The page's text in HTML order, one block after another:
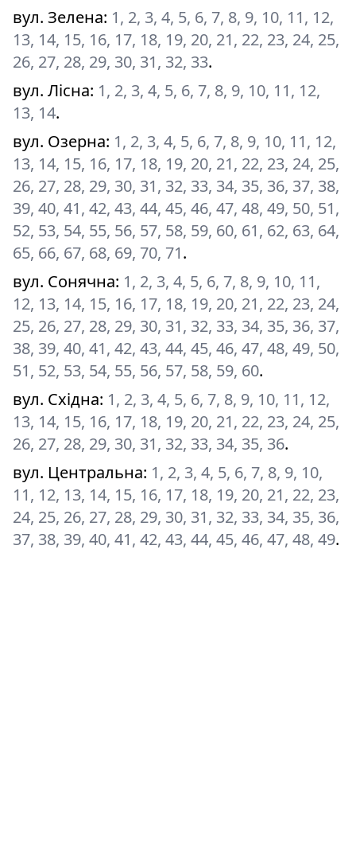
вул. Зелена: 1, 2, 3, 4, 5, 6, 7, 8, 9, 10, 11, 12,
13, 14, 15, 16, 17, 18, 19, 20, 21, 22, 23, 24, 25,
26, 27, 28, 29, 30, 31, 32, 33.
вул. Лісна: 1, 2, 3, 4, 5, 6, 7, 8, 9, 10, 11, 12,
13, 14.
вул. Озерна: 1, 2, 3, 4, 5, 6, 7, 8, 9, 10, 11, 12,
13, 14, 15, 16, 17, 18, 19, 20, 21, 22, 23, 24, 25,
26, 27, 28, 29, 30, 31, 32, 33, 34, 35, 36, 37, 38,
39, 40, 41, 42, 43, 44, 45, 46, 47, 48, 49, 50, 51,
52, 53, 54, 55, 56, 57, 58, 59, 60, 61, 62, 63, 64,
65, 66, 67, 68, 69, 70, 71.
вул. Сонячна: 1, 2, 3, 4, 5, 6, 7, 8, 9, 10, 11,
12, 13, 14, 15, 16, 17, 18, 19, 20, 21, 22, 23, 24,
25, 26, 27, 28, 29, 30, 31, 32, 33, 34, 35, 36, 37,
38, 39, 40, 41, 42, 43, 44, 45, 46, 47, 48, 49, 50,
51, 52, 53, 54, 55, 56, 57, 58, 59, 60.
вул. Східна: 1, 2, 3, 4, 5, 6, 7, 8, 9, 10, 11, 12,
13, 14, 15, 16, 17, 18, 19, 20, 21, 22, 23, 24, 25,
26, 27, 28, 29, 30, 31, 32, 33, 34, 35, 36.
вул. Центральна: 1, 2, 3, 4, 5, 6, 7, 8, 9, 10,
11, 12, 13, 14, 15, 16, 17, 18, 19, 20, 21, 22, 23,
24, 25, 26, 27, 28, 29, 30, 31, 32, 33, 34, 35, 36,
37, 38, 39, 40, 41, 42, 43, 44, 45, 46, 47, 48, 49.